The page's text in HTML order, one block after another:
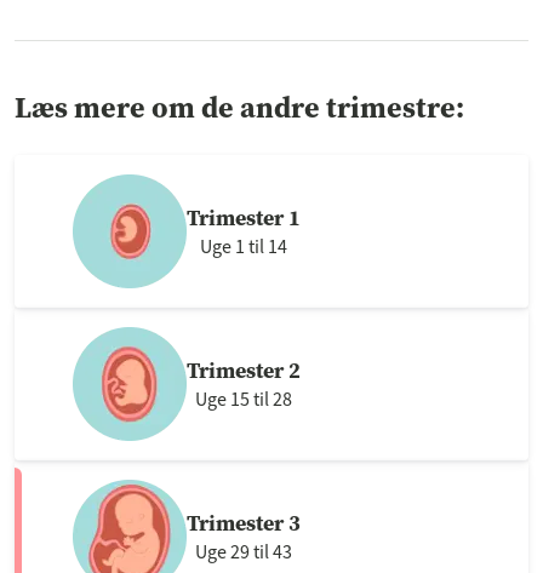
Læs mere om de andre trimestre:
Trimester 1
Uge 1 til 14
Trimester 2
Uge 15 til 28
Trimester 3
Uge 29 til 43